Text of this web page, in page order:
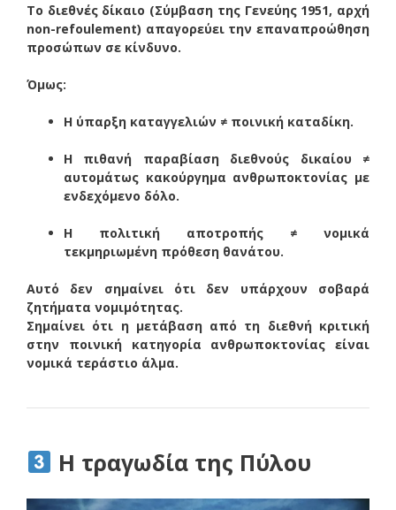
Το διεθνές δίκαιο (Σύμβαση της Γενεύης 1951, αρχή
non-refoulement) απαγορεύει την επαναπροώθηση
προσώπων σε κίνδυνο.
Όμως:
Η ύπαρξη καταγγελιών ≠ ποινική καταδίκη.
Η πιθανή παραβίαση διεθνούς δικαίου ≠
αυτομάτως κακούργημα ανθρωποκτονίας με
ενδεχόμενο δόλο.
Η πολιτική αποτροπής ≠ νομικά
τεκμηριωμένη πρόθεση θανάτου.
Αυτό δεν σημαίνει ότι δεν υπάρχουν σοβαρά
ζητήματα νομιμότητας.
Σημαίνει ότι η μετάβαση από τη διεθνή κριτική
στην ποινική κατηγορία ανθρωποκτονίας είναι
νομικά τεράστιο άλμα.
Η τραγωδία της Πύλου